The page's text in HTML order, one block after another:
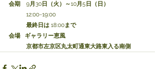
会期 9月 30 日（火）～10月 5 日（日）
12:00~19:00
最終日は 18:00まで
会場
ギャラリー恵風
京都市左京区丸太町通東大路東入る南側